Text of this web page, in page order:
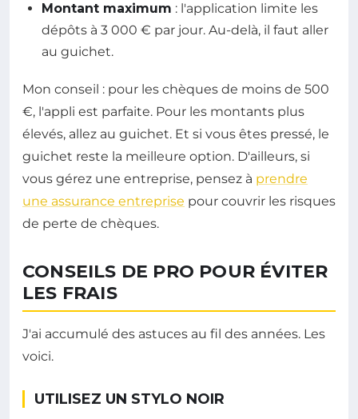
Montant maximum : l'application limite les
dépôts à 3 000 € par jour. Au-delà, il faut aller
au guichet.
Mon conseil : pour les chèques de moins de 500
€, l'appli est parfaite. Pour les montants plus
élevés, allez au guichet. Et si vous êtes pressé, le
guichet reste la meilleure option. D'ailleurs, si
vous gérez une entreprise, pensez à prendre
une assurance entreprise pour couvrir les risques
de perte de chèques.
CONSEILS DE PRO POUR ÉVITER
LES FRAIS
J'ai accumulé des astuces au fil des années. Les
voici.
UTILISEZ UN STYLO NOIR